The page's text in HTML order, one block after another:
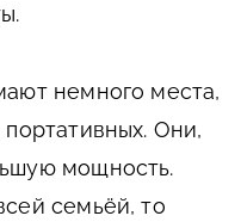
немного места,
портативных. Они,
мощность.
семьёй, то